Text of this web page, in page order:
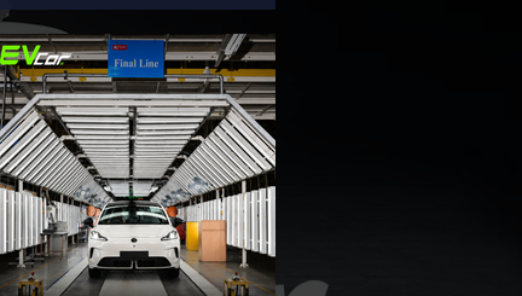
ใช้รถยนต์ไฟฟ้าว่าเหมือน "เป็นโรค"
เพราะเริ่มกังวลเรื่องแบตเตอรี่ตั้งแต่ยัง
เหลือไฟจำนวนมาก และคอยมองหาสถา
นีชาร์จอยู่ตลอดเวลา ซึ่งสื่อมองว่า
เป็นการพาดพิงถึงอาการ Range
Anxiety หรือความกังวลเรื่องระยะทาง
วิ่งของรถ EV Trump ยังระบุว่า
ปัจจุบันรถยนต์ไฟฟ้ามีสัดส่วนเพียง
ประมาณ 7% ของยอดขายรถใหม่ใน
สหรัฐฯ และใช้ตัวเลขนี้เป็นเหตุผล
ประกอบว่า...